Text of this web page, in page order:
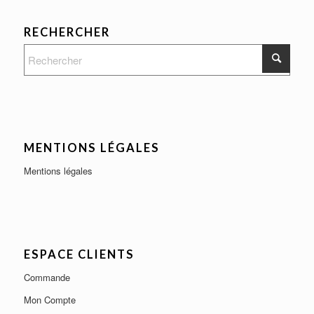
RECHERCHER
MENTIONS LÉGALES
Mentions légales
ESPACE CLIENTS
Commande
Mon Compte